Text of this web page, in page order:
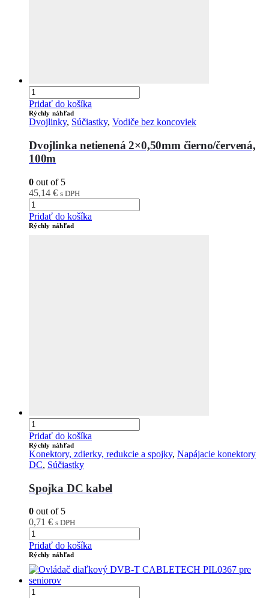
Pridať do košíka
Rýchly náhľad
Dvojlinky, Súčiastky, Vodiče bez koncoviek
Dvojlinka netienená 2×0,50mm čierno/červená,
100m
0 out of 5
45,14 € s DPH
Pridať do košíka
Rýchly náhľad
Pridať do košíka
Rýchly náhľad
Konektory, zdierky, redukcie a spojky, Napájacie konektory
DC, Súčiastky
Spojka DC kabel
0 out of 5
0,71 € s DPH
Pridať do košíka
Rýchly náhľad